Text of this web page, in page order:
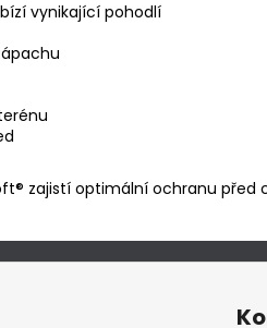
vynikající pohodlí
zajistí optimální ochranu před